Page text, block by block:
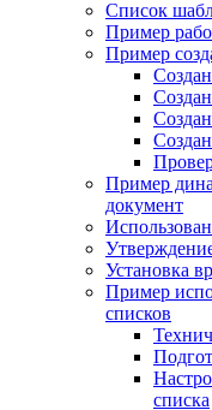
Список
Пример
Пример
Пример
документ
Установка
Пример
списков
списка